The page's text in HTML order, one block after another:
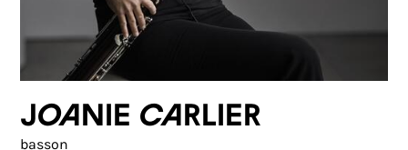
FR EN
Joanie Carlier
basson